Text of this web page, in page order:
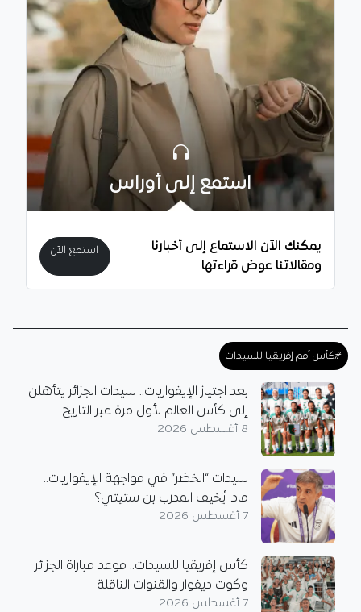
استمع إلى أوراس
يمكنك الآن الاستماع إلى أخبارنا
ومقالاتنا عوض قراءتها
استمع الآن
#كأس أمم إفريقيا للسيدات
بعد اجتياز الإيفواريات.. سيدات الجزائر يتأهلن
إلى كأس العالم لأول مرة عبر التاريخ
8 أغسطس 2026
سيدات “الخضر” في مواجهة الإيفواريات..
ماذا يُخيف المدرب بن ستيتي؟
7 أغسطس 2026
كأس إفريقيا للسيدات.. موعد مباراة الجزائر
وكوت ديفوار والقنوات الناقلة
7 أغسطس 2026